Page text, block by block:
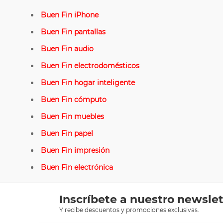
Buen Fin iPhone
Buen Fin pantallas
Buen Fin audio
Buen Fin electrodomésticos
Buen Fin hogar inteligente
Buen Fin cómputo
Buen Fin muebles
Buen Fin papel
Buen Fin impresión
Buen Fin electrónica
Inscríbete a nuestro
Y recibe descuentos y promociones exclusivas.